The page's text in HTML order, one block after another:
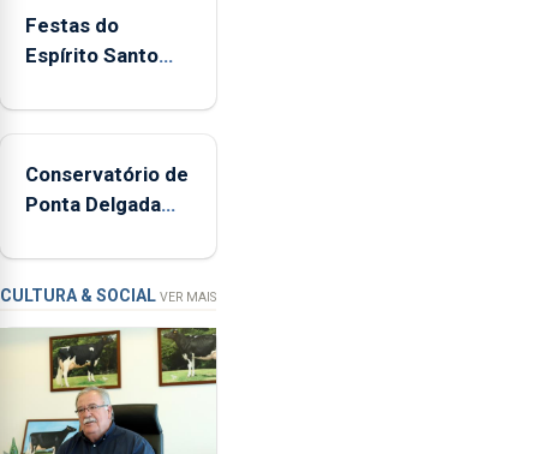
ocorrências
e
inspeções
relacionadas
a
apanha
ilegal
lapas
2022
Festas do
Espírito Santo
Conservatório de
Ponta Delgada
novos
instrumentos
CULTURA & SOCIAL VER MAIS